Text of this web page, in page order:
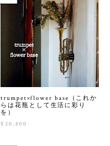
trumpet×flower base（これか
らは花瓶として生活に彩り
を）
¥20,800